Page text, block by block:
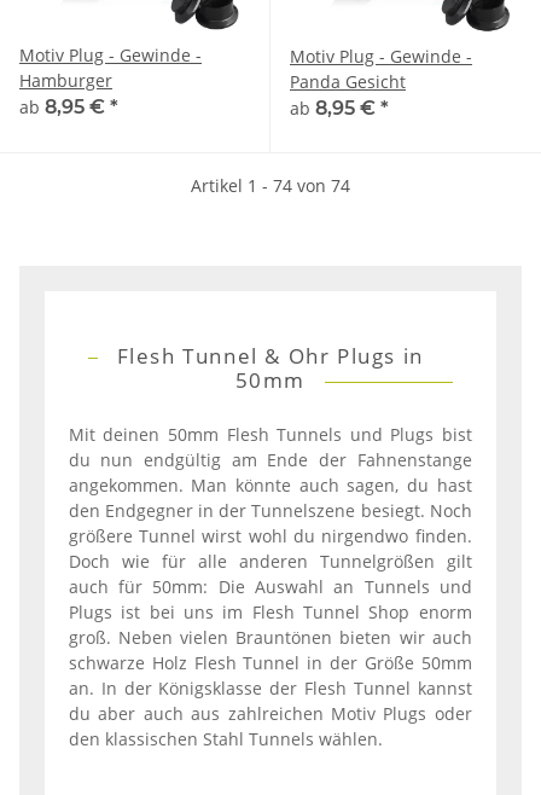
Motiv Plug - Gewinde -
Hamburger
ab 8,95 € *
Motiv Plug - Gewinde -
Panda Gesicht
ab 8,95 € *
Artikel 1 - 74 von 74
Flesh Tunnel & Ohr Plugs in
50mm
Mit deinen 50mm Flesh Tunnels und Plugs bist
du nun endgültig am Ende der Fahnenstange
angekommen. Man könnte auch sagen, du hast
den Endgegner in der Tunnelszene besiegt. Noch
größere Tunnel wirst wohl du nirgendwo finden.
Doch wie für alle anderen Tunnelgrößen gilt
auch für 50mm: Die Auswahl an Tunnels und
Plugs ist bei uns im Flesh Tunnel Shop enorm
groß. Neben vielen Brauntönen bieten wir auch
schwarze Holz Flesh Tunnel in der Größe 50mm
an. In der Königsklasse der Flesh Tunnel kannst
du aber auch aus zahlreichen Motiv Plugs oder
den klassischen Stahl Tunnels wählen.